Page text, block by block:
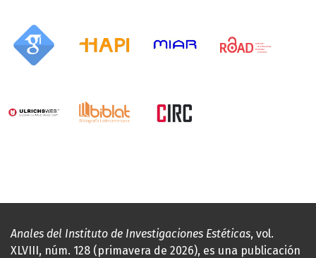
Anales del Instituto de Investigaciones Estéticas, vol.
XLVIII, núm. 128 (primavera de 2026), es una publicación